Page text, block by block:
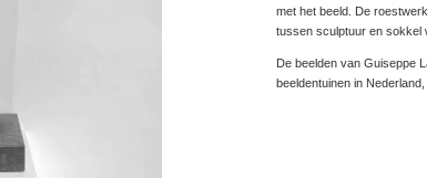
met het beeld. De
tussen sculptuur en sokkel
De beelden van Guiseppe
beeldentuinen in Nederland,